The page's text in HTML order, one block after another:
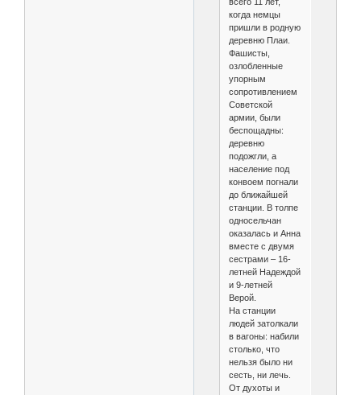
когда немцы
пришли в родную
деревню Плаи.
Фашисты,
озлобленные
упорным
сопротивлением
Советской
армии, были
беспощадны:
деревню
подожгли, а
население под
конвоем погнали
до ближайшей
станции. В толпе
односельчан
оказалась и Анна
вместе с двумя
сестрами – 16-
летней Надеждой
и 9-летней
Верой.
На станции
людей затолкали
в вагоны: набили
столько, что
нельзя было ни
сесть, ни лечь.
От духоты и